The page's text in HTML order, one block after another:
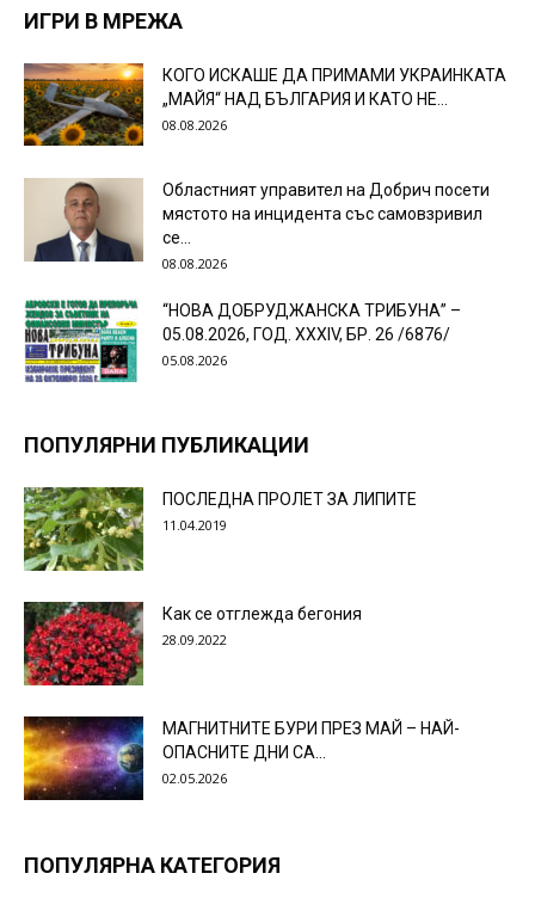
ИГРИ В МРЕЖА
КОГО ИСКАШЕ ДА ПРИМАМИ УКРАИНКАТА
„МАЙЯ“ НАД БЪЛГАРИЯ И КАТО НЕ...
08.08.2026
Областният управител на Добрич посети
мястото на инцидента със самовзривил
се...
08.08.2026
“НОВА ДОБРУДЖАНСКА ТРИБУНА” –
05.08.2026, ГОД. XXХIV, БР. 26 /6876/
05.08.2026
ПОПУЛЯРНИ ПУБЛИКАЦИИ
ПОСЛЕДНА ПРОЛЕТ ЗА ЛИПИТЕ
11.04.2019
Как се отглежда бегония
28.09.2022
МАГНИТНИТЕ БУРИ ПРЕЗ МАЙ – НАЙ-
ОПАСНИТЕ ДНИ СА…
02.05.2026
ПОПУЛЯРНА КАТЕГОРИЯ